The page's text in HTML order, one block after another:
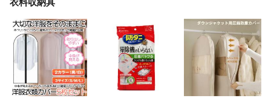
衣料収納具